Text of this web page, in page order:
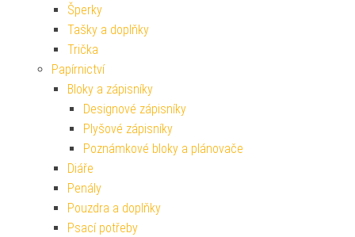
Šperky
Tašky a doplňky
Trička
Papírnictví
Bloky a zápisníky
Designové zápisníky
Plyšové zápisníky
Poznámkové bloky a plánovače
Diáře
Penály
Pouzdra a doplňky
Psací potřeby